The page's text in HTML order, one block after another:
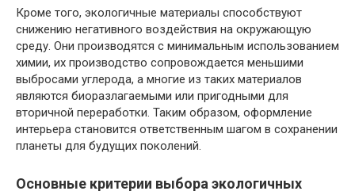
Кроме того, экологичные материалы способствуют
снижению негативного воздействия на окружающую
среду. Они производятся с минимальным использованием
химии, их производство сопровождается меньшими
выбросами углерода, а многие из таких материалов
являются биоразлагаемыми или пригодными для
вторичной переработки. Таким образом, оформление
интерьера становится ответственным шагом в сохранении
планеты для будущих поколений.
Основные критерии выбора экологичных